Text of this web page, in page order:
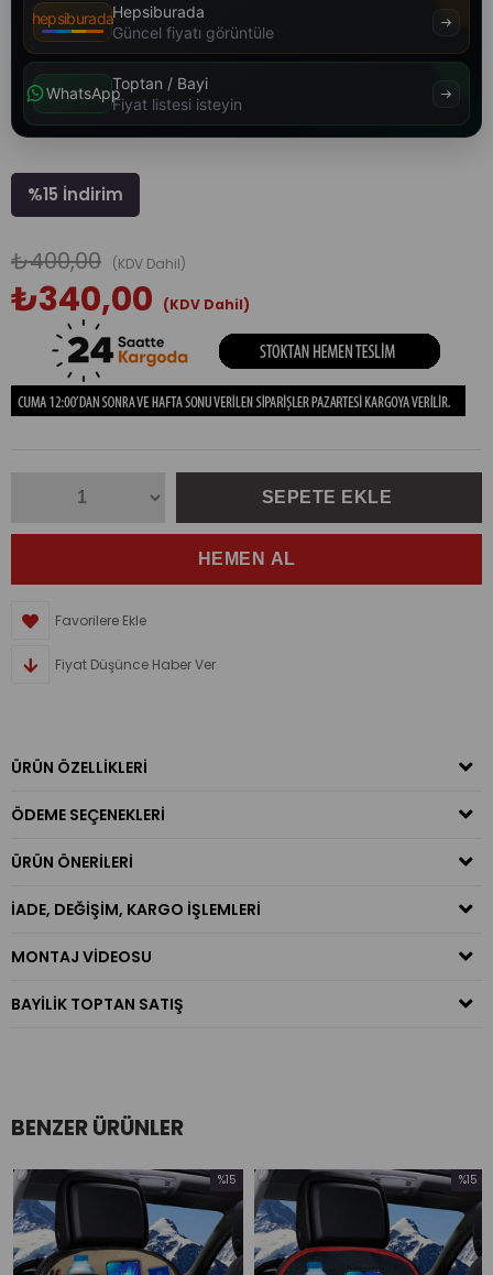
hepsiburadaHepsiburada
Güncel fiyatı görüntüle
WhatsApp
Toptan / Bayi
Fiyat listesi isteyin
%15 İndirim
₺400,00 (KDV Dahil)
₺340,00 (KDV Dahil)
Favorilere Ekle
Fiyat Düşünce Haber Ver
ÜRÜN ÖZELLIKLERI
ÖDEME SEÇENEKLERI
ÜRÜN ÖNERILERI
İADE, DEĞIŞIM, KARGO İŞLEMLERI
MONTAJ VIDEOSU
BAYILIK TOPTAN SATIŞ
BENZER ÜRÜNLER
%15
İndirim
%15İndirim
%15
İndirim